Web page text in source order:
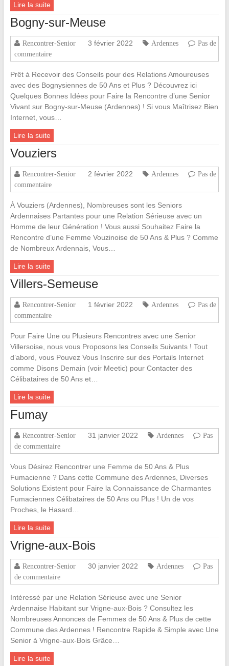
Lire la suite
Bogny-sur-Meuse
Rencontrer-Senior 3 février 2022 Ardennes
Pas de
commentaire
Prêt à Recevoir des Conseils pour des Relations Amoureuses
avec des Bognysiennes de 50 Ans et Plus ? Découvrez ici
Quelques Bonnes Idées pour Faire la Rencontre d’une Senior
Vivant sur Bogny-sur-Meuse (Ardennes) ! Si vous Maîtrisez Bien
Internet, vous…
Lire la suite
Vouziers
Rencontrer-Senior 2 février 2022 Ardennes
Pas de
commentaire
À Vouziers (Ardennes), Nombreuses sont les Seniors
Ardennaises Partantes pour une Relation Sérieuse avec un
Homme de leur Génération ! Vous aussi Souhaitez Faire la
Rencontre d’une Femme Vouzinoise de 50 Ans & Plus ? Comme
de Nombreux Ardennais, Vous…
Lire la suite
Villers-Semeuse
Rencontrer-Senior 1 février 2022 Ardennes
Pas de
commentaire
Pour Faire Une ou Plusieurs Rencontres avec une Senior
Villersoise, nous vous Proposons les Conseils Suivants ! Tout
d’abord, vous Pouvez Vous Inscrire sur des Portails Internet
comme Disons Demain (voir Meetic) pour Contacter des
Célibataires de 50 Ans et…
Lire la suite
Fumay
Rencontrer-Senior 31 janvier 2022 Ardennes
Pas
de commentaire
Vous Désirez Rencontrer une Femme de 50 Ans & Plus
Fumacienne ? Dans cette Commune des Ardennes, Diverses
Solutions Existent pour Faire la Connaissance de Charmantes
Fumaciennes Célibataires de 50 Ans ou Plus ! Un de vos
Proches, le Hasard…
Lire la suite
Vrigne-aux-Bois
Rencontrer-Senior 30 janvier 2022 Ardennes
Pas
de commentaire
Intéressé par une Relation Sérieuse avec une Senior
Ardennaise Habitant sur Vrigne-aux-Bois ? Consultez les
Nombreuses Annonces de Femmes de 50 Ans & Plus de cette
Commune des Ardennes ! Rencontre Rapide & Simple avec Une
Senior à Vrigne-aux-Bois Grâce…
Lire la suite